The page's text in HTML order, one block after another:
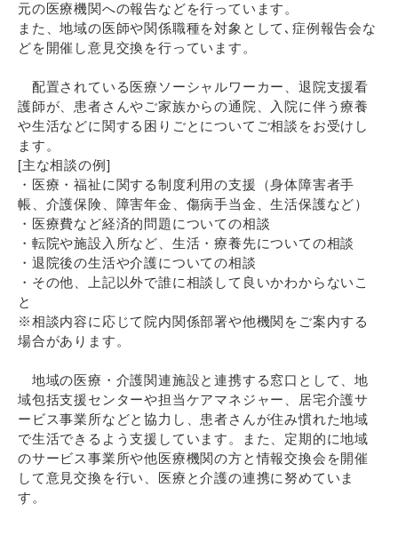
元の医療機関への報告などを行って います。
また、地域の医師や関係職種を対象として､症例報告会な
どを開催し意見交換を行っています。
配置されている医療ソーシャルワーカー、退院支援看
護師が、患者さんやご家族からの通院、入院に伴う療養
や生活などに関する困りごとについてご相談をお受けし
ます。
[主な相談の例]
・医療・福祉に関する制度利用の支援（身体障害者手
帳、介護保険、障害年金、傷病手当金、生活保護など）
・医療費など経済的問題についての相談
・転院や施設入所など、生活・療養先についての相談
・退院後の生活や介護についての相談
・その他、上記以外で誰に相談して良いかわからないこ
と
※相談内容に応じて院内関係部署や他機関をご案内する
場合があります。
地域の医療・介護関連施設と連携する窓口として、地
域包括支援センターや担当ケアマネジャー、居宅介護サ
ービス事業所などと協力し、患者さんが住み慣れた地域
で生活できるよ う支援しています。また、定期的に地域
のサービス事業所や他医療機関の方と情報交換会 を開催
して意見交換を行い、医療と介護の連携に努めていま
す。